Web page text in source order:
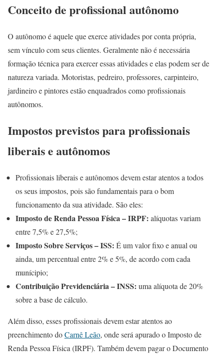
Conceito de profissional autônomo
O autônomo é aquele que exerce atividades por conta própria,
sem vínculo com seus clientes. Geralmente não é necessária
formação técnica para exercer essas atividades e elas podem ser de
natureza variada. Motoristas, pedreiro, professores, carpinteiro,
jardineiro e pintores estão enquadrados como profissionais
autônomos.
Impostos previstos para profissionais
liberais e autônomos
Profissionais liberais e autônomos devem estar atentos a todos
os seus impostos, pois são fundamentais para o bom
funcionamento da sua atividade. São eles:
Imposto de Renda Pessoa Física – IRPF: alíquotas variam
entre 7,5% e 27,5%;
Imposto Sobre Serviços – ISS: É um valor fixo e anual ou
ainda, um percentual entre 2% e 5%, de acordo com cada
munícipio;
Contribuição Previdenciária – INSS: uma alíquota de 20%
sobre a base de cálculo.
Além disso, esses profissionais devem estar atentos ao
preenchimento doCarnê Leão, onde será apurado o Imposto de
Renda Pessoa Física (IRPF). Também devem pagar o Documento